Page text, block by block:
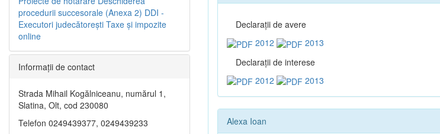
Declaraţii de avere
2012
2013
Declaraţii de interese
2012
2013
Alexa Ioan
procedurii succesorale (Anexa 2) DDI -
Executori judecătorești Taxe şi impozite
online
Informaţii de contact
Strada Mihail Kogălniceanu, numărul 1,
Slatina, Olt, cod 230080
Telefon 0249439377, 0249439233